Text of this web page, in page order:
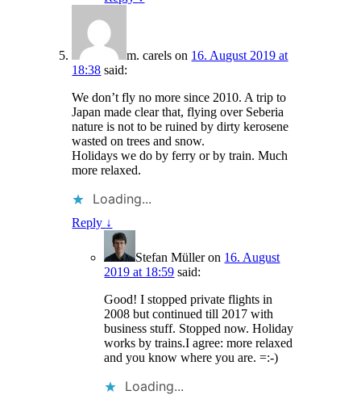
m. carels on 16. August 2019 at
18:38 said:
We don’t fly no more since 2010. A trip to
Japan made clear that, flying over Seberia
nature is not to be ruined by dirty kerosene
wasted on trees and snow.
Holidays we do by ferry or by train. Much
more relaxed.
Loading...
Reply ↓
Stefan Mülleron 16. August
2019 at 18:59 said:
Good! I stopped private flights in
2008 but continued till 2017 with
business stuff. Stopped now. Holiday
works by trains.I agree: more relaxed
and you know where you are. =:-)
Loading...